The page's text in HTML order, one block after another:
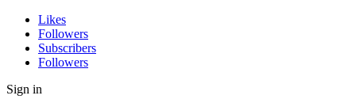
Likes
Followers
Subscribers
Followers
Sign in